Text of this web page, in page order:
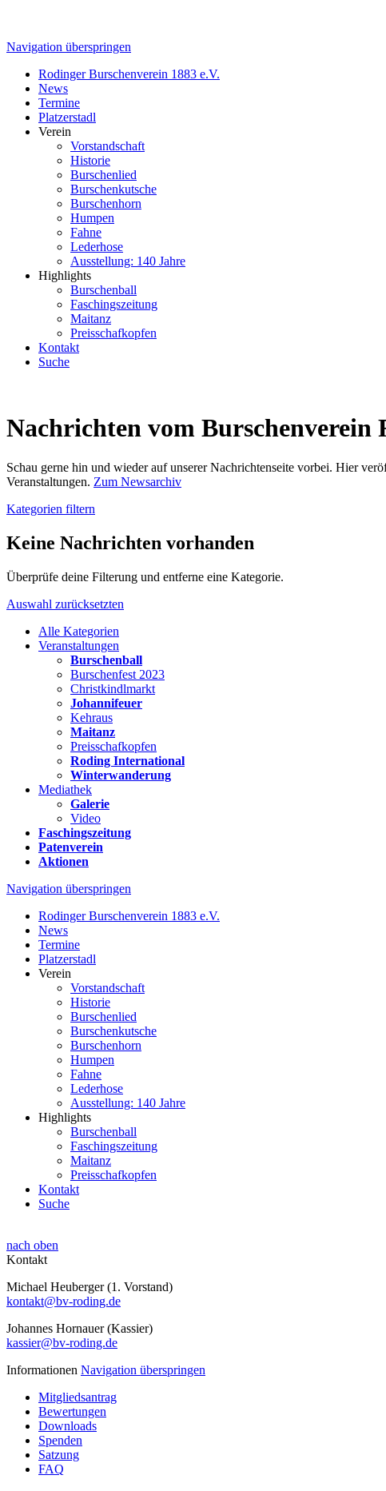
Navigation überspringen
Rodinger Burschenverein 1883 e.V.
News
Termine
Platzerstadl
Verein
Vorstandschaft
Historie
Burschenlied
Burschenkutsche
Burschenhorn
Humpen
Fahne
Lederhose
Ausstellung: 140 Jahre
Highlights
Burschenball
Faschingszeitung
Maitanz
Preisschafkopfen
Kontakt
Suche
Nachrichten vom Burschenverein
Schau gerne hin und wieder auf unserer Nachrichtenseite vorbei. Hier
Veranstaltungen. Zum Newsarchiv
Kategorien filtern
Keine Nachrichten vorhanden
Überprüfe deine Filterung und entferne eine Kategorie.
Auswahl zurücksetzten
Alle Kategorien
Veranstaltungen
Burschenball
Burschenfest 2023
Christkindlmarkt
Johannifeuer
Kehraus
Maitanz
Preisschafkopfen
Roding International
Winterwanderung
Mediathek
Galerie
Video
Faschingszeitung
Patenverein
Aktionen
Navigation überspringen
Rodinger Burschenverein 1883 e.V.
News
Termine
Platzerstadl
Verein
Vorstandschaft
Historie
Burschenlied
Burschenkutsche
Burschenhorn
Humpen
Fahne
Lederhose
Ausstellung: 140 Jahre
Highlights
Burschenball
Faschingszeitung
Maitanz
Preisschafkopfen
Kontakt
Suche
nach oben
Kontakt
Michael Heuberger (1. Vorstand)
kontakt@bv-roding.de
Johannes Hornauer (Kassier)
kassier@bv-roding.de
Informationen Navigation überspringen
Mitgliedsantrag
Bewertungen
Downloads
Spenden
Satzung
FAQ